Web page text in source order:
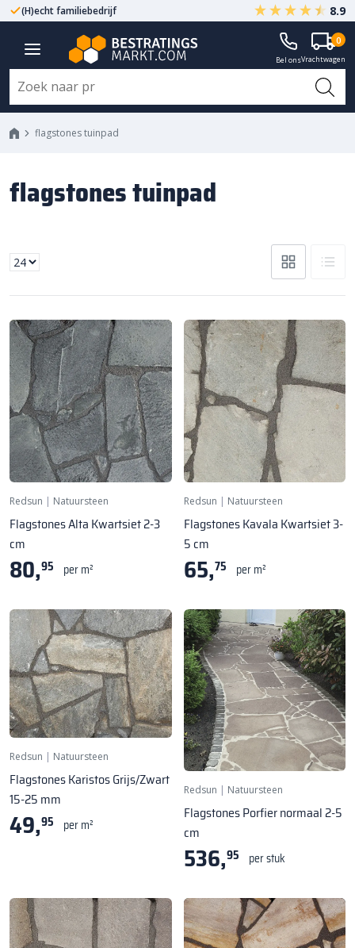
(H)echt familiebedrijf Gegarandeerd A-kwaliteit
8.9
Bel onsVrachtwagen
0
flagstones tuinpad
flagstones tuinpad
Redsun | Natuursteen
Flagstones Alta Kwartsiet 2-3
cm
80,95 per m²
Redsun | Natuursteen
Flagstones Kavala Kwartsiet 3-
5 cm
65,75 per m²
Redsun | Natuursteen
Flagstones Karistos Grijs/Zwart
15-25 mm
49,95 per m²
Redsun | Natuursteen
Flagstones Porfier normaal 2-5
cm
536,95 per stuk